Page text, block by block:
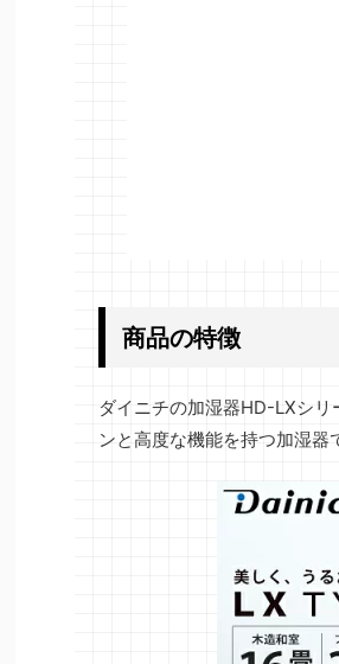
商品の特徴
ダイニチの加湿器HD-LXシ
ンと高度な機能を持つ加湿器